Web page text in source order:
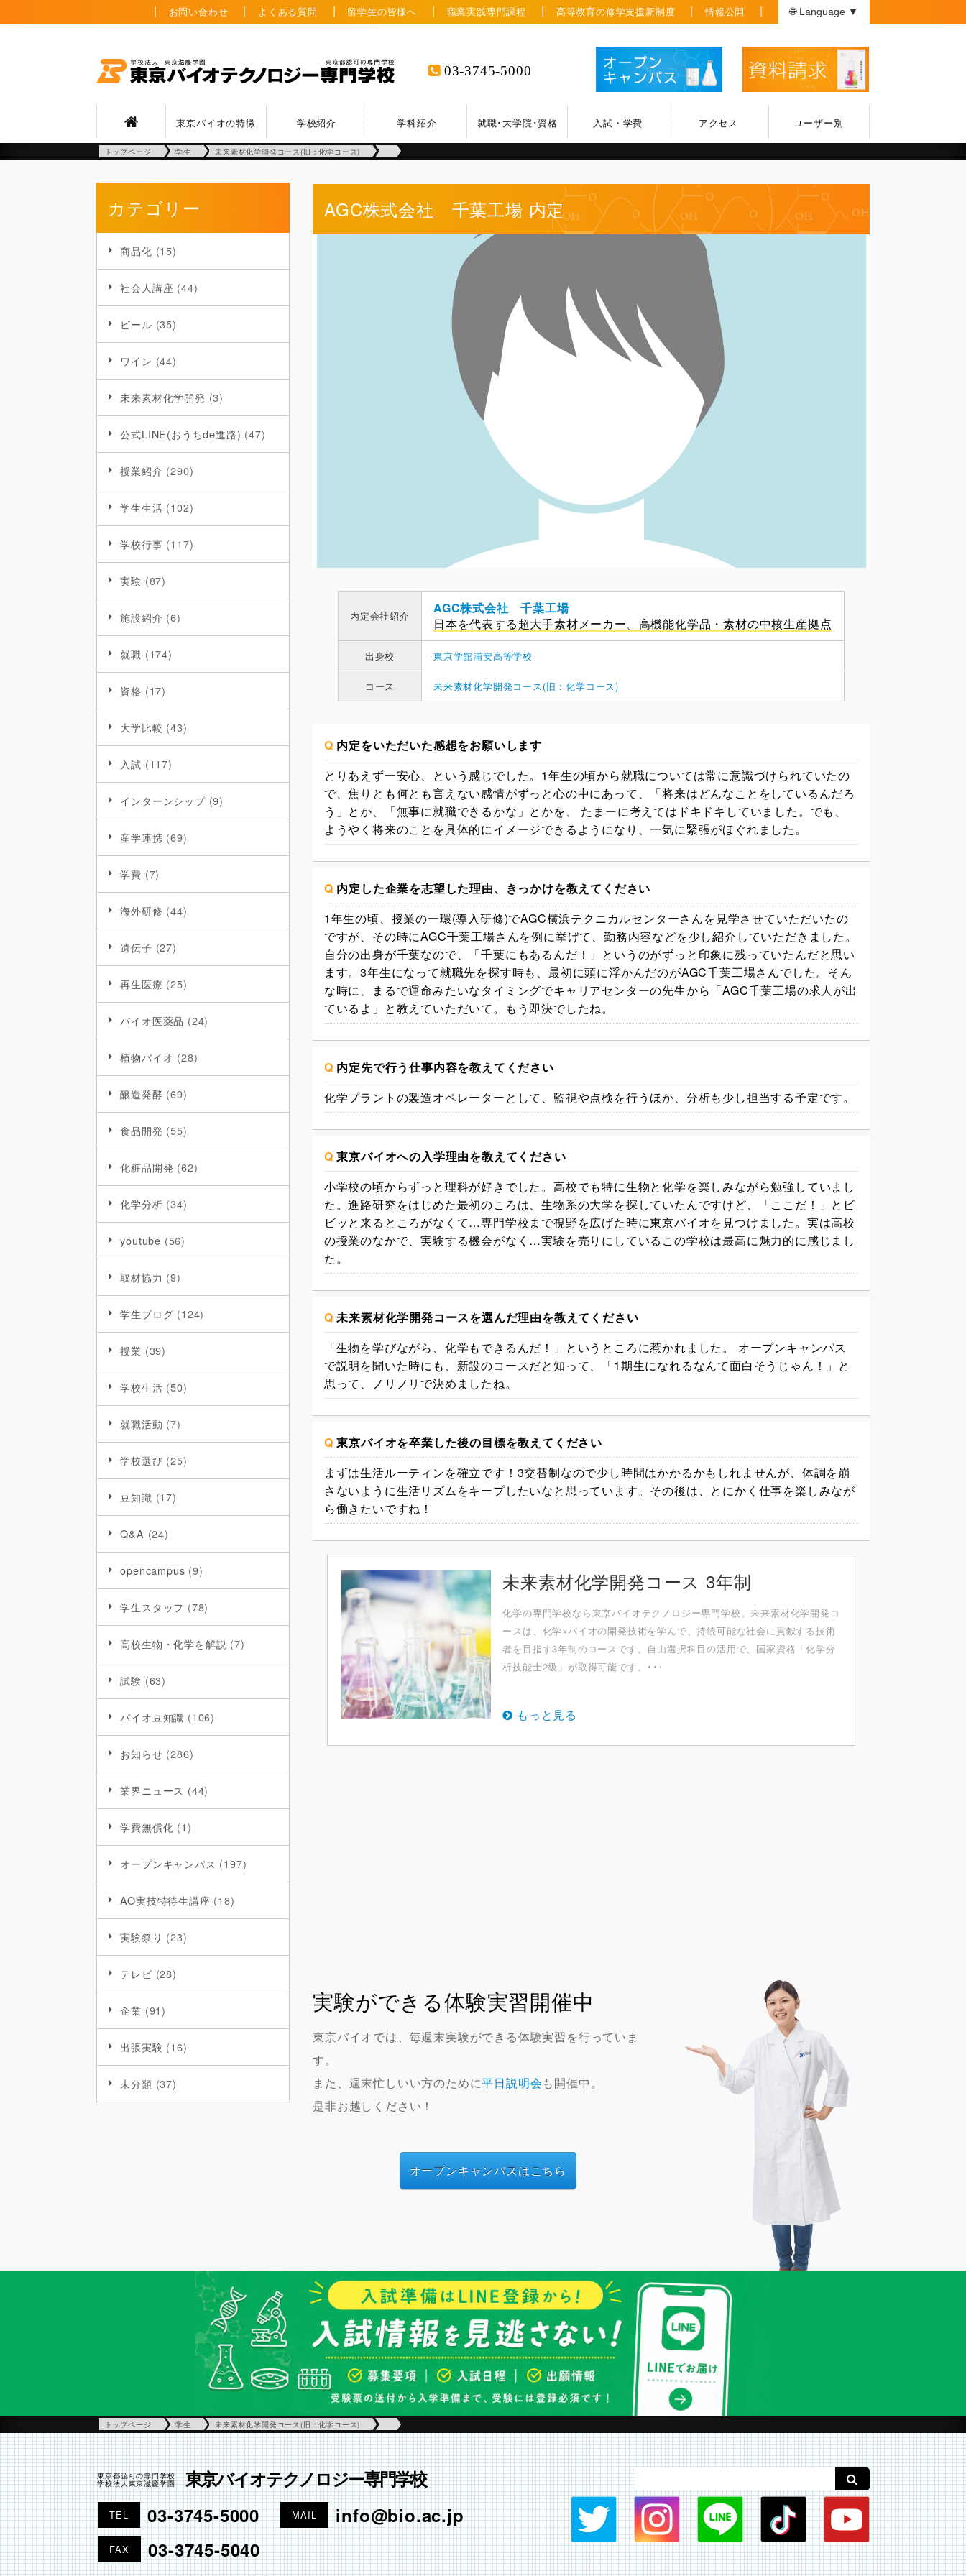
お問い合わせ よくある質問 留学生の皆様へ 職業実践専門課程 高等教育の修学支援新制度 情報公開 🌐 Language ▼
03-3745-5000
東京バイオの特徴 学校紹介 学科紹介 就職･大学院･資格 入試・学費 アクセス ユーザー別
トップページ 学生 未来素材化学開発コース(旧：化学コース)
カテゴリー
商品化 (15)
社会人講座 (44)
ビール (35)
ワイン (44)
未来素材化学開発 (3)
公式LINE(おうちde進路) (47)
授業紹介 (290)
学生生活 (102)
学校行事 (117)
実験 (87)
施設紹介 (6)
就職 (174)
資格 (17)
大学比較 (43)
入試 (117)
インターンシップ(9)
産学連携 (69)
学費 (7)
海外研修 (44)
遺伝子 (27)
再生医療 (25)
バイオ医薬品 (24)
植物バイオ (28)
醸造発酵 (69)
食品開発 (55)
化粧品開発 (62)
化学分析 (34)
youtube (56)
取材協力 (9)
学生ブログ (124)
授業 (39)
学校生活 (50)
就職活動 (7)
学校選び (25)
豆知識 (17)
Q&A (24)
opencampus (9)
学生スタッフ (78)
高校生物・化学を解説 (7)
試験 (63)
バイオ豆知識 (106)
お知らせ (286)
業界ニュース (44)
学費無償化 (1)
オープンキャンパス (197)
AO実技特待生講座 (18)
実験祭り (23)
テレビ (28)
企業 (91)
出張実験 (16)
未分類 (37)
AGC株式会社 千葉工場 内定
内定会社紹介
AGC株式会社 千葉工場
日本を代表する超大手素材メーカー。高機能化学品・素材の中核生産拠点
出身校 東京学館浦安高等学校
コース 未来素材化学開発コース(旧：化学コース)
Q 内定をいただいた感想をお願いします
とりあえず一安心、という感じでした。 1年生の頃から就職については常に意識づけられていたの
で、焦りとも何とも言えない感情がずっと心の中にあって、
「将来はどんなことをしているんだろ
う」とか、「無事に就職できるかな」とかを、
たまーに考えてはドキドキしていました。でも、
ようやく将来のことを具体的にイメージできるようになり、一気に緊張がほぐれました。
Q 内定した企業を志望した理由、きっかけを教えてください
1年生の頃、授業の一環(導入研修)でAGC横浜テクニカルセンターさんを見学させていただいたの
ですが、その時にAGC千葉工場さんを例に挙げて、勤務内容などを少し紹介していただきました。
自分の出身が千葉なので、「千葉にもあるんだ！」というのがずっと印象に残っていたんだと思い
ます。3年生になって就職先を探す時も、最初に頭に浮かんだのがAGC千葉工場さんでした。 そん
な時に、まるで運命みたいなタイミングでキャリアセンターの先生から「AGC千葉工場の求人が出
ているよ」と教えていただいて。もう即決でしたね。
Q 内定先で行う仕事内容を教えてください
化学プラントの製造オペレーターとして、監視や点検を行うほか、分析も少し担当する予定です。
Q東京バイオへの入学理由を教えてください
小学校の頃からずっと理科が好きでした。高校でも特に生物と化学を楽しみながら勉強していまし
た。進路研究をはじめた最初のころは、生物系の大学を探していたんですけど、「ここだ！」とビ
ビッと来るところがなくて…専門学校まで視野を広げた時に東京バイオを見つけました。 実は高校
の授業のなかで、実験する機会がなく…実験を売りにしているこの学校は最高に魅力的に感じまし
た。
Q未来素材化学開発コースを選んだ理由を教えてください
「生物を学びながら、化学もできるんだ！」というところに惹かれました。 オープンキャンパス
で説明を聞いた時にも、新設のコースだと知って、「1期生になれるなんて面白そうじゃん！」と
思って、ノリノリで決めましたね。
Q東京バイオを卒業した後の目標を教えてください
まずは生活ルーティンを確立です！3交替制なので少し時間はかかるかもしれませんが、体調を崩
さないように生活リズムをキープしたいなと思っています。その後は、とにかく仕事を楽しみなが
ら働きたいですね！
未来素材化学開発コース 3年制
化学の専門学校なら東京バイオテクノロジー専門学校。未来素材化学開発コ
ースは、化学×バイオの開発技術を学んで、持続可能な社会に貢献する技術
者を目指す3年制のコースです。自由選択科目の活用で、国家資格「化学分
析技能士2級」が取得可能です。･･･
もっと見る
実験ができる体験実習開催中
東京バイオでは、毎週末実験ができる体験実習を行っていま
す。
また、週末忙しいい方のために平日説明会も開催中。
是非お越しください！
オープンキャンパスはこちら
トップページ 学生 未来素材化学開発コース(旧：化学コース)
東京都認可の専門学校
学校法人東京滋慶学園
東京バイオテクノロジー専門学校
TEL 03-3745-5000 MAIL info@bio.ac.jp
FAX 03-3745-5040